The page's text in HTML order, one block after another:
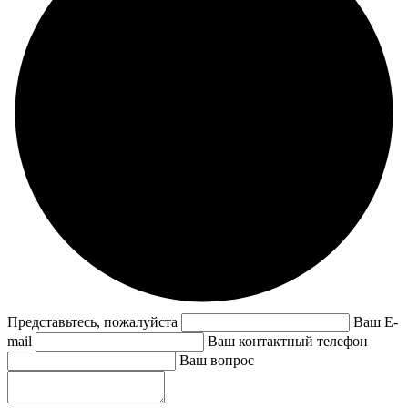
Представьтесь, пожалуйста
Ваш E-
mail
Ваш контактный телефон
Ваш вопрос